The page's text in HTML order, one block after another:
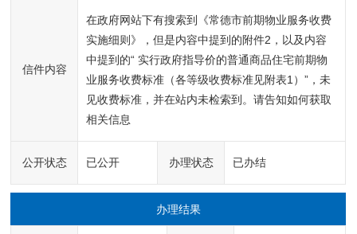
信件内容
在政府网站下有搜索到《常德市前期物业服务收费
实施细则》，但是内容中提到的附件2，以及内容
中提到的“ 实行政府指导价的普通商品住宅前期物
业服务收费标准（各等级收费标准见附表1）”，未
见收费标准，并在站内未检索到。请告知如何获取
相关信息
公开状态 已公开 办理状态 已办结
办理结果